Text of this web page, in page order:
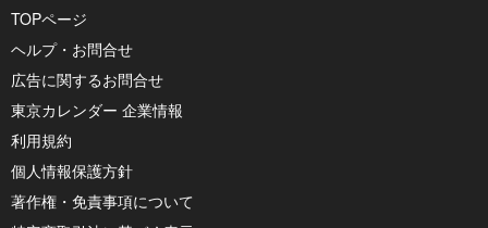
TOPページ
ヘルプ・お問合せ
広告に関するお問合せ
東京カレンダー 企業情報
利用規約
個人情報保護方針
著作権・免責事項について